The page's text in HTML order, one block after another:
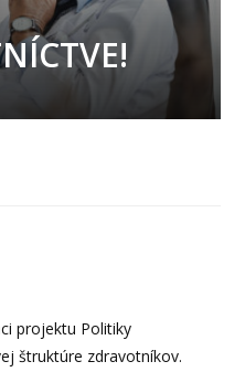
projektu Politiky
štruktúre zdravotníkov.